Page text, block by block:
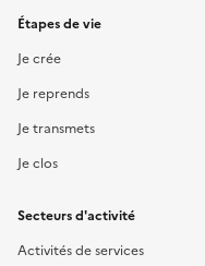
Étapes de vie
Je crée
Je reprends
Je transmets
Je clos
Secteurs d'activité
Activités de services